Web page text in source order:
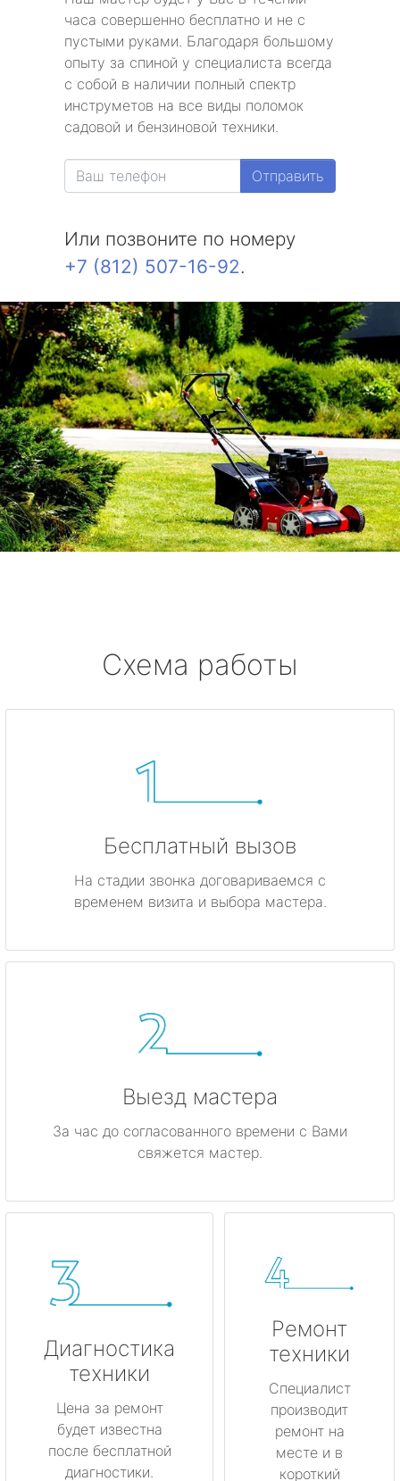
часа совершенно бесплатно и не с
пустыми руками. Благодаря большому
опыту за спиной у специалиста всегда
с собой в наличии полный спектр
инструметов на все виды поломок
садовой и бензиновой техники.
Отправить
Или позвоните по номеру
+7 (812) 507-16-92.
Схема работы
Бесплатный вызов
На стадии звонка договариваемся с
временем визита и выбора мастера.
Выезд мастера
За час до согласованного времени с Вами
свяжется мастер.
Диагностика
техники
Цена за ремонт
будет известна
после бесплатной
диагностики.
Ремонт
техники
Специалист
производит
ремонт на
месте и в
короткий